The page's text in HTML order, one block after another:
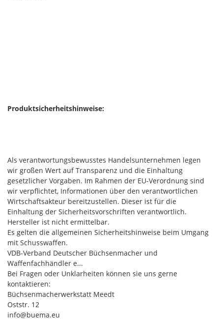
Produktsicherheitshinweise:
Als verantwortungsbewusstes Handelsunternehmen legen
wir großen Wert auf Transparenz und die Einhaltung
gesetzlicher Vorgaben. Im Rahmen der EU-Verordnung sind
wir verpflichtet, Informationen über den verantwortlichen
Wirtschaftsakteur bereitzustellen. Dieser ist für die
Einhaltung der Sicherheitsvorschriften verantwortlich.
Hersteller ist nicht ermittelbar.
Es gelten die allgemeinen Sicherheitshinweise beim Umgang
mit Schusswaffen.
VDB-Verband Deutscher Büchsenmacher und
Waffenfachhändler e...
Bei Fragen oder Unklarheiten können sie uns gerne
kontaktieren:
Büchsenmacherwerkstatt Meedt
Oststr. 12
info@buema.eu